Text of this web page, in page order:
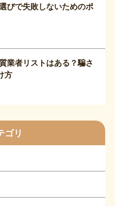
びで失敗しないためのポ
業者リストはある？騙さ
方
ゴリ